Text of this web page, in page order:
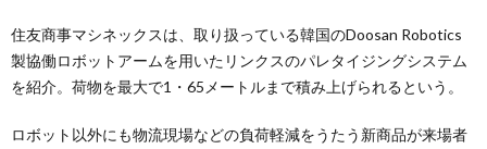
住友商事マシネックスは、取り扱っている韓国のDoosan Robotics
製協働ロボットアームを用いたリンクスのパレタイジングシステム
を紹介。荷物を最大で1・65メートルまで積み上げられるという。
ロボット以外にも物流現場などの負荷軽減をうたう新商品が来場者